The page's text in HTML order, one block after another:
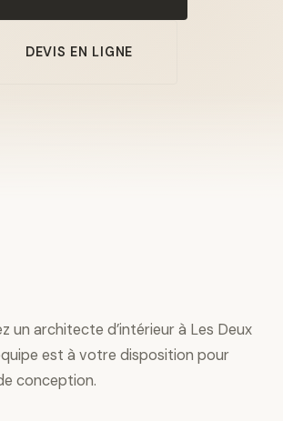
DEVIS EN LIGNE
un architecte d’intérieur à Les Deux
est à votre disposition pour
conception.